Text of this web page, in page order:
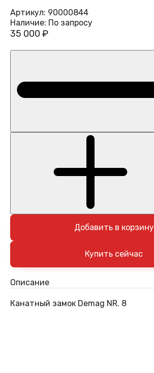
Артикул: 90000844
Наличие: По запросу
35 000 ₽
Добавить в корзину
Описание
Канатный замок Demag NR. 8